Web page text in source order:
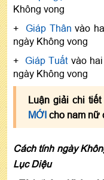
Không vong
+ Giáp Thân vào
ngày Không vong
+ Giáp Tuất vào
ngày Không vong
Luận giải chi tiết
MỚI cho nam nữ
Cách tính ngày
Lục Diệu